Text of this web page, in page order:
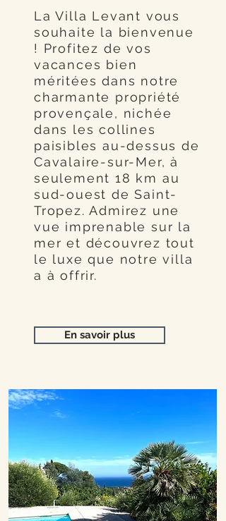
La Villa Levant vous
souhaite la bienvenue
! Profitez de vos
vacances bien
méritées dans notre
charmante propriété
provençale, nichée
dans les collines
paisibles au-dessus de
Cavalaire-sur-Mer, à
seulement 18 km au
sud-ouest de Saint-
Tropez. Admirez une
vue imprenable sur la
mer et découvrez tout
le luxe que notre villa
a à offrir.
En savoir plus